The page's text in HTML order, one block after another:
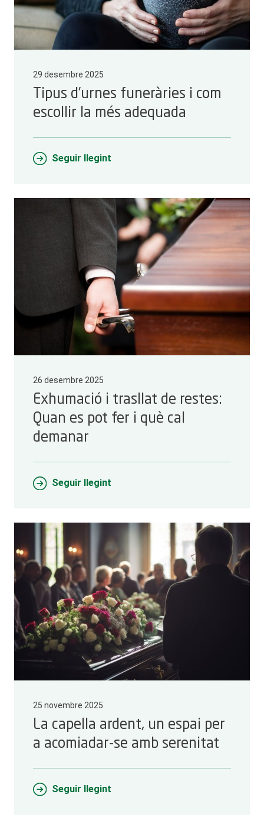
29 desembre 2025
Tipus d’urnes funeràries i com
escollir la més adequada
Seguir llegint
26 desembre 2025
Exhumació i trasllat de restes:
Quan es pot fer i què cal
demanar
Seguir llegint
25 novembre 2025
La capella ardent, un espai per
a acomiadar-se amb serenitat
Seguir llegint